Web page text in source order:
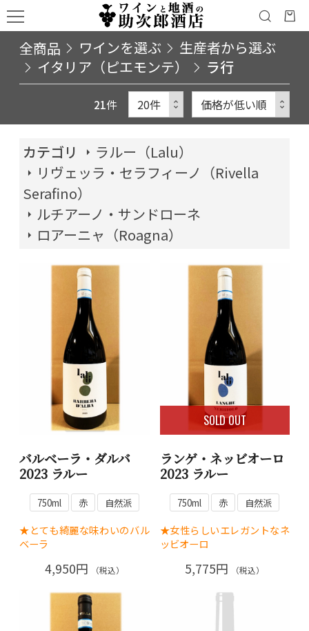
全商品 ワインを選ぶ
生産者から選ぶ
イタリア（ピエモンテ）
ラ行
21件
カテゴリ
ラルー（Lalu）
リヴェッラ・セラフィーノ（Rivella
Serafino）
ルチアーノ・サンドローネ
ロアーニャ（Roagna）
バルベーラ・ダルバ
2023 ラルー
750ml 赤 自然派
★とても綺麗な味わいのバル
ベーラ
4,950円 （税込）
SOLD OUT
ランゲ・ネッビオーロ
2023 ラルー
750ml 赤 自然派
★女性らしいエレガントなネ
ッビオーロ
5,775円 （税込）